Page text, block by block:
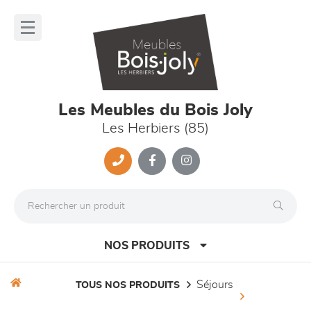
Les Meubles du Bois Joly
Les Herbiers (85)
NOS PRODUITS
TOUS NOS PRODUITS séjours